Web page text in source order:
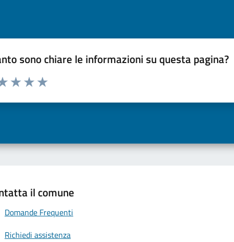
sono chiare le informazioni su questa pagina?
da 1 a 5 stelle la pagina
il comune
Domande Frequenti
Richiedi assistenza